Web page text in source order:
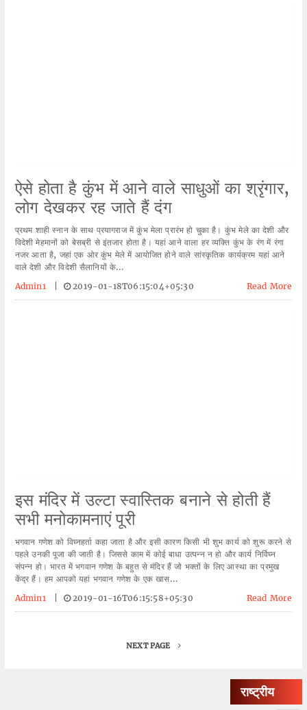
ऐसे होता है कुंभ में आने वाले साधुओं का श्रृंगार,
लोग देखकर रह जाते हैं दंग
प्रथम शाही स्नान के साथ प्रयागराज में कुंभ मेला प्रारंभ हो चुका है। कुंभ मेले का देशी और
विदेशी मेहमानों को बेसब्री से इंतजार होता है। यहां आने वाला हर व्यक्ति कुंभ के रंग में रंगा
नजर आता है, जहां एक ओर कुंभ मेले में आयोजित होने वाले सांस्कृतिक कार्यक्रम यहां आने
वाले देशी और विदेशी सैलानियों के...
Admin1
2019-01-18T06:15:04+05:30 Read More
इस मंदिर में उल्टा स्वास्तिक बनाने से होती हैं
सभी मनोकामनाएं पूरी
भगवान गणेश को विघ्नहर्ता कहा जाता है और इसी कारण किसी भी शुभ कार्य को शुरू करने से
पहले उनकी पूजा की जाती है। जिससे काम में कोई बाधा उत्पन्न न हो और कार्य निर्विघ्न
संपन्न हो। भारत में भगवान गणेश के बहुत से मंदिर हैं जो भक्तों के लिए आस्था का प्रमुख
केंद्र हैं। हम आपको यहां भगवान गणेश के एक खास...
Admin1
2019-01-16T06:15:58+05:30 Read More
NEXT PAGE
राष्ट्रीय